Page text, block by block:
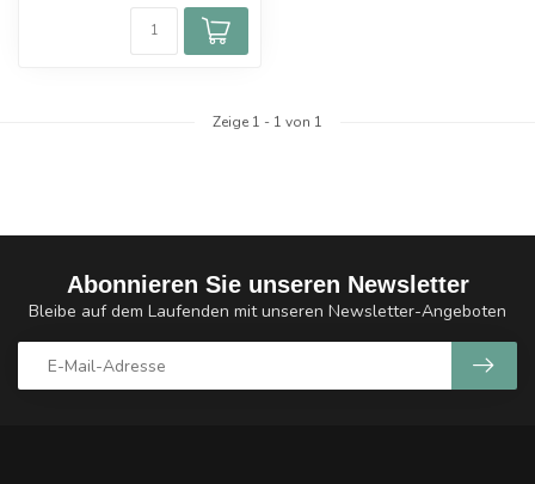
Zeige 1 - 1 von 1
Abonnieren Sie unseren Newsletter
Bleibe auf dem Laufenden mit unseren Newsletter-Angeboten